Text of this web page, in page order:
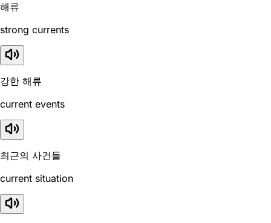
해류
strong currents
강한 해류
current events
최근의 사건들
current situation